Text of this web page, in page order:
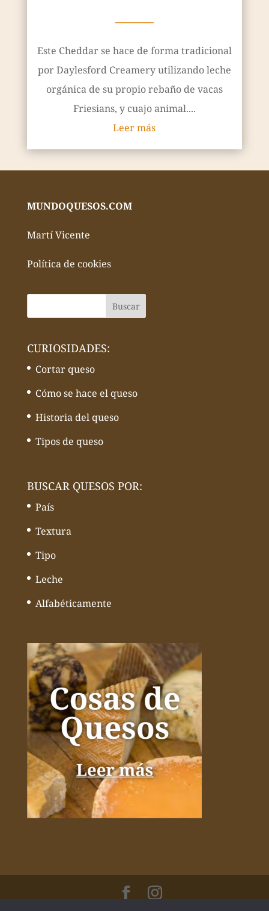
————
Este Cheddar se hace de forma tradicional
por Daylesford Creamery utilizando leche
orgánica de su propio rebaño de vacas
Friesians, y cuajo animal....
Leer más
MUNDOQUESOS.COM
Martí Vicente
Política de cookies
CURIOSIDADES:
Cortar queso
Cómo se hace el queso
Historia del queso
Tipos de queso
BUSCAR QUESOS POR:
País
Textura
Tipo
Leche
Alfabéticamente